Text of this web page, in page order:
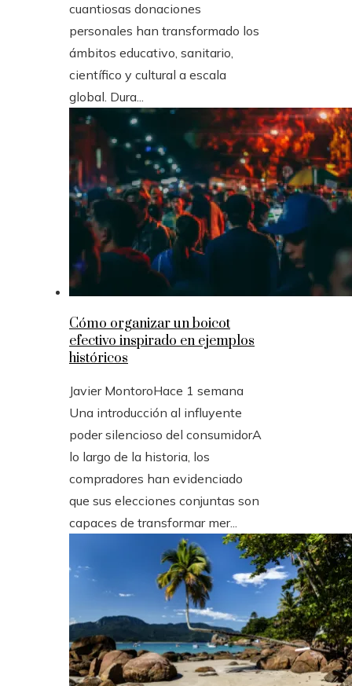
cuantiosas donaciones
personales han transformado los
ámbitos educativo, sanitario,
científico y cultural a escala
global. Dura...
Cómo organizar un boicot
efectivo inspirado en ejemplos
históricos
Javier MontoroHace 1 semana
Una introducción al influyente
poder silencioso del consumidorA
lo largo de la historia, los
compradores han evidenciado
que sus elecciones conjuntas son
capaces de transformar mer...